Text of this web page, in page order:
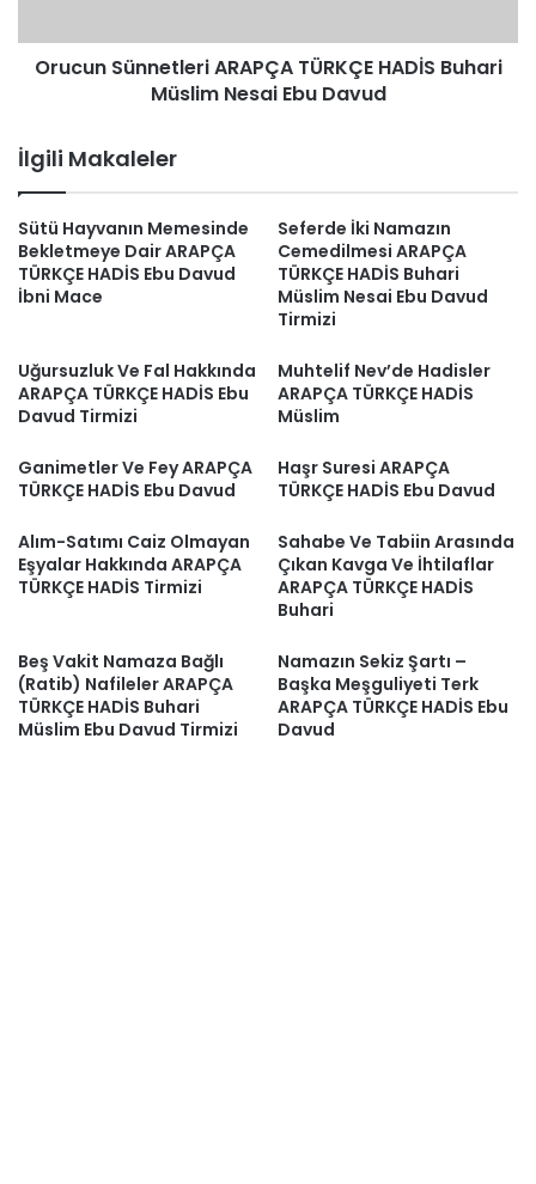
Ebu
Davud
Orucun Sünnetleri ARAPÇA TÜRKÇE HADİS Buhari
Müslim Nesai Ebu Davud
İlgili Makaleler
Sütü Hayvanın Memesinde
Bekletmeye Dair ARAPÇA
TÜRKÇE HADİS Ebu Davud
İbni Mace
Seferde İki Namazın
Cemedilmesi ARAPÇA
TÜRKÇE HADİS Buhari
Müslim Nesai Ebu Davud
Tirmizi
Uğursuzluk Ve Fal Hakkında
ARAPÇA TÜRKÇE HADİS Ebu
Davud Tirmizi
Muhtelif Nev’de Hadisler
ARAPÇA TÜRKÇE HADİS
Müslim
Ganimetler Ve Fey ARAPÇA
TÜRKÇE HADİS Ebu Davud
Haşr Suresi ARAPÇA
TÜRKÇE HADİS Ebu Davud
Alım-Satımı Caiz Olmayan
Eşyalar Hakkında ARAPÇA
TÜRKÇE HADİS Tirmizi
Sahabe Ve Tabiin Arasında
Çıkan Kavga Ve İhtilaflar
ARAPÇA TÜRKÇE HADİS
Buhari
Beş Vakit Namaza Bağlı
(Ratib) Nafileler ARAPÇA
TÜRKÇE HADİS Buhari
Müslim Ebu Davud Tirmizi
Namazın Sekiz Şartı –
Başka Meşguliyeti Terk
ARAPÇA TÜRKÇE HADİS Ebu
Davud